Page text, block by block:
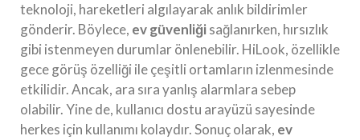
teknoloji, hareketleri algılayarak anlık bildirimler
gönderir. Böylece, ev güvenliğisağlanırken, hırsızlık
gibi istenmeyen durumlar önlenebilir. HiLook, özellikle
gece görüş özelliği ile çeşitli ortamların izlenmesinde
etkilidir. Ancak, ara sıra yanlış alarmlara sebep
olabilir. Yine de, kullanıcı dostu arayüzü sayesinde
herkes için kullanımı kolaydır. Sonuç olarak, ev